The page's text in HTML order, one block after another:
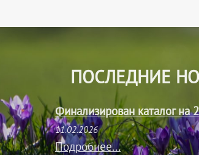
ПОСЛЕДНИЕ
Финализирован каталог на
11.02.2026
Подробнее...